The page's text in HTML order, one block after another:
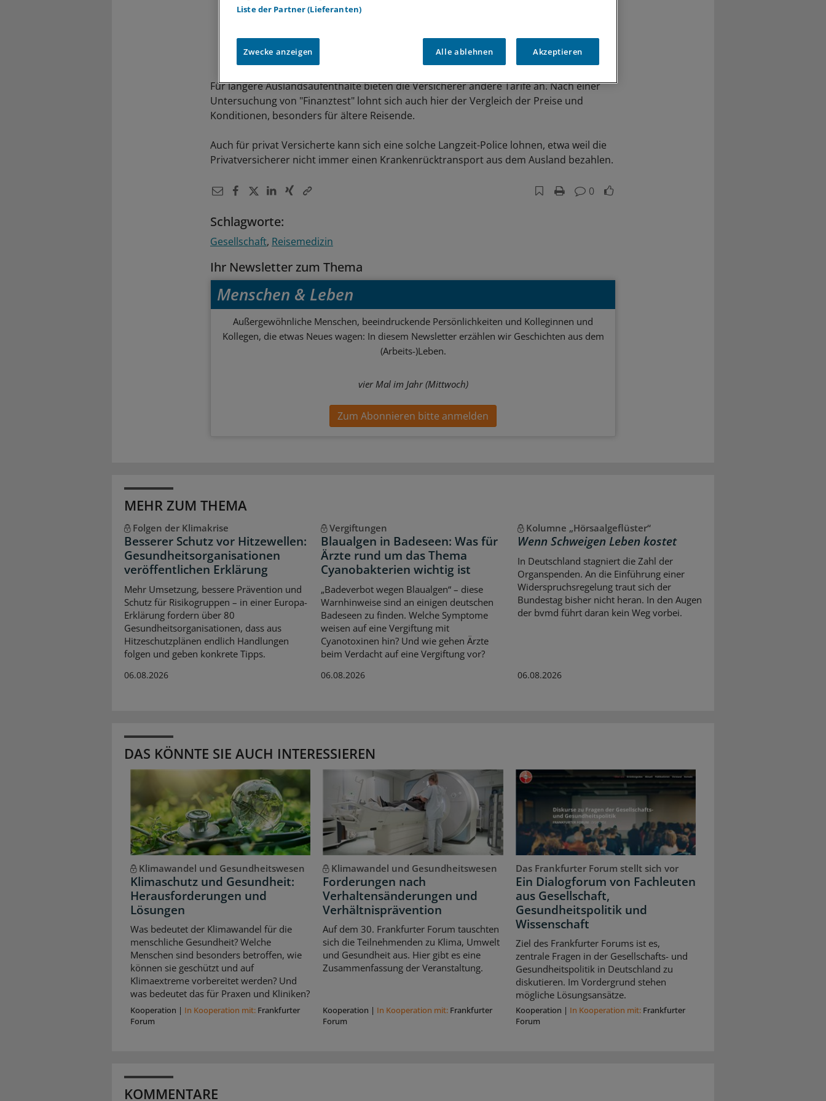
Für längere Auslandsaufenthalte bieten die Versicherer andere Tarife an. Nach einer
Untersuchung von "Finanztest" lohnt sich auch hier der Vergleich der Preise und
Konditionen, besonders für ältere Reisende.
Auch für privat Versicherte kann sich eine solche Langzeit-Police lohnen, etwa weil die
Privatversicherer nicht immer einen Krankenrücktransport aus dem Ausland bezahlen.
0
Schlagworte:
Gesellschaft Reisemedizin
Ihr Newsletter zum Thema
Menschen & Leben
Außergewöhnliche Menschen, beeindruckende Persönlichkeiten und Kolleginnen und
Kollegen, die etwas Neues wagen: In diesem Newsletter erzählen wir Geschichten aus dem
(Arbeits-)Leben.
vier Mal im Jahr (Mittwoch)
Zum Abonnieren bitte anmelden
MEHR ZUM THEMA
Folgen der Klimakrise
Besserer Schutz vor Hitzewellen:
Gesundheitsorganisationen
veröffentlichen Erklärung
Mehr Umsetzung, bessere Prävention und
Schutz für Risikogruppen – in einer Europa-
Erklärung fordern über 80
Gesundheitsorganisationen, dass aus
Hitzeschutzplänen endlich Handlungen
folgen und geben konkrete Tipps.
06.08.2026
Vergiftungen
Blaualgen in Badeseen: Was für
Ärzte rund um das Thema
Cyanobakterien wichtig ist
„Badeverbot wegen Blaualgen“ – diese
Warnhinweise sind an einigen deutschen
Badeseen zu finden. Welche Symptome
weisen auf eine Vergiftung mit
Cyanotoxinen hin? Und wie gehen Ärzte
beim Verdacht auf eine Vergiftung vor?
06.08.2026
Kolumne „Hörsaalgeflüster“
Wenn Schweigen Leben kostet
In Deutschland stagniert die Zahl der
Organspenden. An die Einführung einer
Widerspruchsregelung traut sich der
Bundestag bisher nicht heran. In den Augen
der bvmd führt daran kein Weg vorbei.
06.08.2026
DAS KÖNNTE SIE AUCH INTERESSIEREN
Klimawandel und Gesundheitswesen
Klimaschutz und Gesundheit:
Herausforderungen und
Lösungen
Was bedeutet der Klimawandel für die
menschliche Gesundheit? Welche
Menschen sind besonders betroffen, wie
können sie geschützt und auf
Klimaextreme vorbereitet werden? Und
was bedeutet das für Praxen und Kliniken?
Kooperation | In Kooperation mit: Frankfurter
Forum
Klimawandel und Gesundheitswesen
Forderungen nach
Verhaltensänderungen und
Verhältnisprävention
Auf dem 30. Frankfurter Forum tauschten
sich die Teilnehmenden zu Klima, Umwelt
und Gesundheit aus. Hier gibt es eine
Zusammenfassung der Veranstaltung.
Kooperation | In Kooperation mit: Frankfurter
Forum
Das Frankfurter Forum stellt sich vor
Ein Dialogforum von Fachleuten
aus Gesellschaft,
Gesundheitspolitik und
Wissenschaft
Ziel des Frankfurter Forums ist es,
zentrale Fragen in der Gesellschafts- und
Gesundheitspolitik in Deutschland zu
diskutieren. Im Vordergrund stehen
mögliche Lösungsansätze.
Kooperation | In Kooperation mit: Frankfurter
Forum
KOMMENTARE
Liste der Partner (Lieferanten)
Zwecke anzeigen Alle ablehnen Akzeptieren